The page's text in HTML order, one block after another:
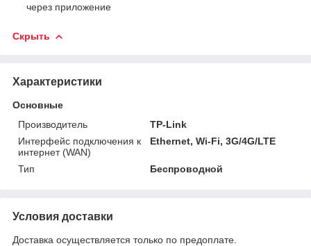
через приложение
Скрыть
Характеристики
Основные
Производитель
TP-Link
Интерфейс подключения к
интернет (WAN)
Ethernet, Wi-Fi, 3G/4G/LTE
Тип Беспроводной
Условия доставки
Доставка осуществляется только по предоплате.